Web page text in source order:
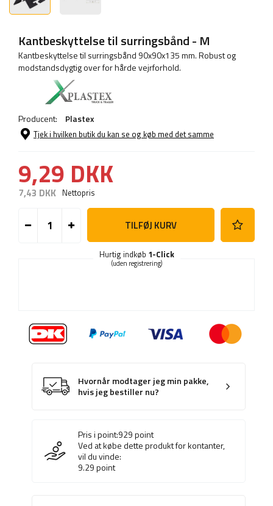
Kantbeskyttelse til surringsbånd - M
Kantbeskyttelse til surringsbånd 90x90x135 mm. Robust og
modstandsdygtig over for hårde vejrforhold.
Producent: Plastex
Tjek i hvilken butik du kan se og køb med det samme
9,29 DKK
7,43 DKK Nettopris
TILFØJ KURV
Hurtig indkøb 1-Click
(uden registrering)
Hvornår modtager jeg min pakke,
hvis jeg bestiller nu?
Pris i point:929point
Ved at købe dette produkt for kontanter,
vil du vinde:
9.29point